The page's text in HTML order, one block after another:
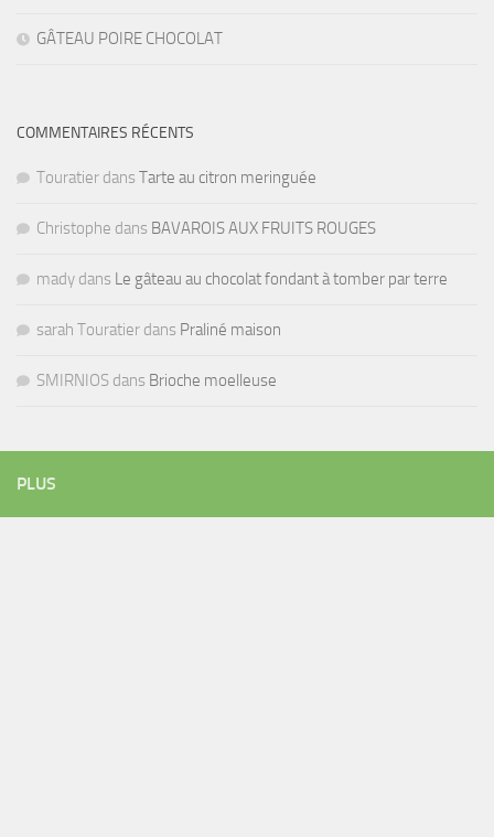
GÂTEAU POIRE CHOCOLAT
COMMENTAIRES RÉCENTS
Touratier dans Tarte au citron meringuée
Christophe dans BAVAROIS AUX FRUITS ROUGES
mady dans Le gâteau au chocolat fondant à tomber par terre
sarah Touratier dans Praliné maison
SMIRNIOS dans Brioche moelleuse
PLUS